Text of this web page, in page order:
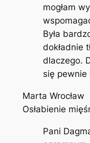
mogłam
Była
dokładnie
dlaczego.
się
Marta Wrocław
Osłabienie
Pani